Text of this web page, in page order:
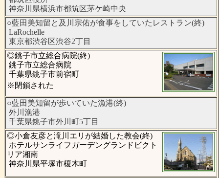
神奈川県横浜市都筑区茅ケ崎中央
○藍田美知留と及川宗佑が食事をしていたレストラン(終)
LaRochelle
東京都渋谷区渋谷2丁目
◎銚子市立総合病院(終)
銚子市立総合病院
千葉県銚子市前宿町
※閉鎖された
○藍田美知留が歩いていた漁港(終)
外川漁港
千葉県銚子市外川町5丁目
◎小倉友彦と滝川エリが結婚した教会(終)
ホテルサンライフガーデングランドビクト
リア湘南
神奈川県平塚市榎木町